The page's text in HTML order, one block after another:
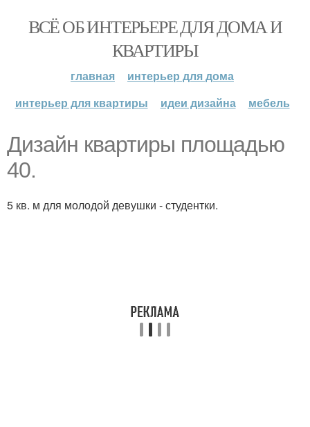
ВСЁ ОБ ИНТЕРЬЕРЕ ДЛЯ ДОМА И
КВАРТИРЫ
главная
интерьер для дома
интерьер для квартиры
идеи дизайна мебель
Дизайн квартиры площадью
40.
5 кв. м для молодой девушки - студентки.